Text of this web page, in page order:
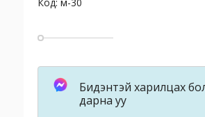
Бидэнтэй харилцах
дарна уу